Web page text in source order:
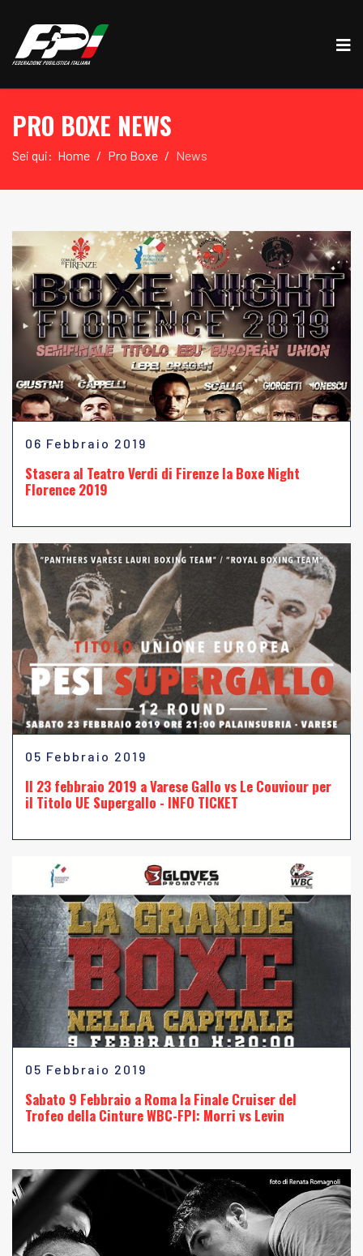
PRO BOXE NEWS
Sei qui: Home Pro Boxe News
06 Febbraio 2019
Stasera al Teatro Verdi di Firenze la Boxe Night
Florence 2019
05 Febbraio 2019
Il 23 febbraio 2019 a Varese Gallo vs Le Couviour per
il Titolo UE Supergallo - INFO TICKET
05 Febbraio 2019
Sabato 9 Febbraio a Roma la Finale Cruiser del
Trofeo della Cinture WBC-FPI: Morri vs Levin